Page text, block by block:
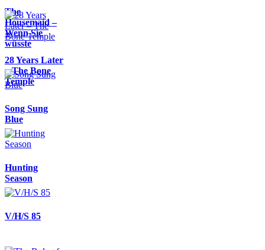
The
Housemaid –
Wenn Sie
wüsste
28 Years Later
– The Bone
Temple
Song Sung
Blue
Hunting
Season
V/H/S 85